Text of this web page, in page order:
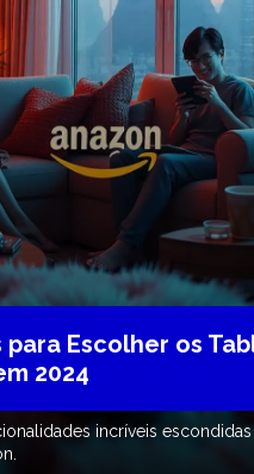
para Escolher os
2024
incríveis